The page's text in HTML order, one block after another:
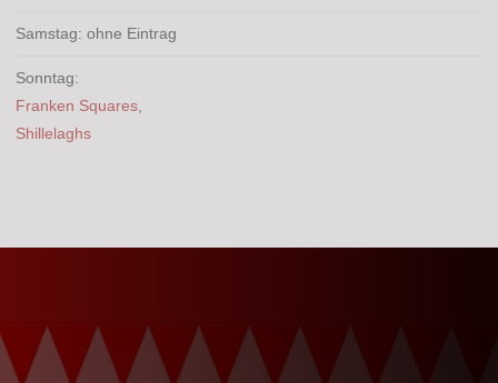
Samstag: ohne Eintrag
Sonntag:
Franken Squares,
Shillelaghs